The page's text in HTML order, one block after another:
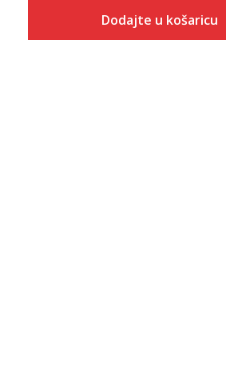
Dodajte u košaricu